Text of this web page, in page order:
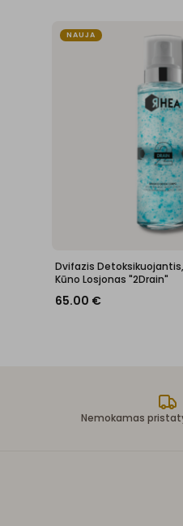
NAUJA
Dvifazis
Kūno Losjonas "2Drain"
65.00 €
Nemokamas